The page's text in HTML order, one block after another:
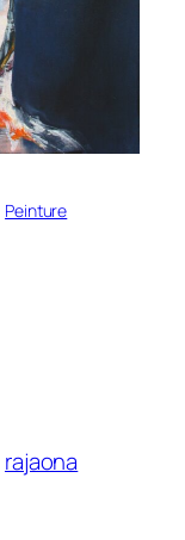
Peinture
rajaona